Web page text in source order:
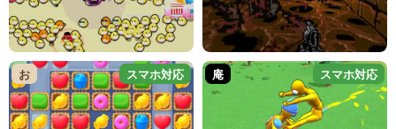
お スマホ対応 庵 スマホ対応